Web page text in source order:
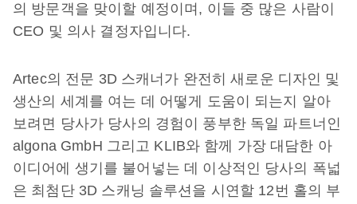
의 방문객을 맞이할 예정이며, 이들 중 많은 사람이
CEO 및 의사 결정자입니다.
Artec의 전문 3D 스캐너가 완전히 새로운 디자인 및
생산의 세계를 여는 데 어떻게 도움이 되는지 알아
보려면 당사가 당사의 경험이 풍부한 독일 파트너인
algona GmbH 그리고 KLIB와 함께 가장 대담한 아
이디어에 생기를 불어넣는 데 이상적인 당사의 폭넓
은 최첨단 3D 스캐닝 솔루션을 시연할 12번 홀의 부